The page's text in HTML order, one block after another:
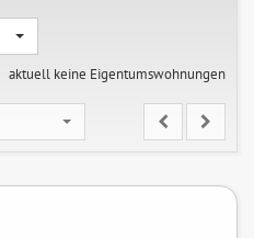
aktuell keine Eigentumswohnungen